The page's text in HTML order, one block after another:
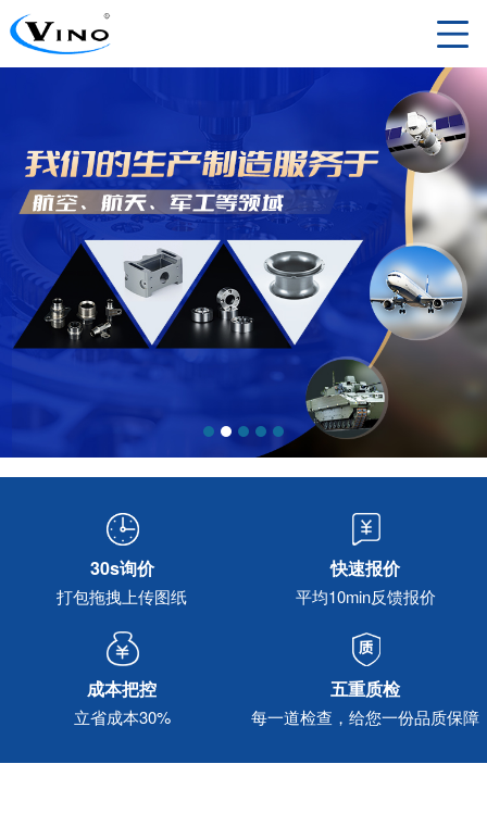
30s询价
打包拖拽上传图纸
快速报价
平均10min反馈报价
成本把控
立省成本30%
五重质检
每一道检查，给您一份品质保障